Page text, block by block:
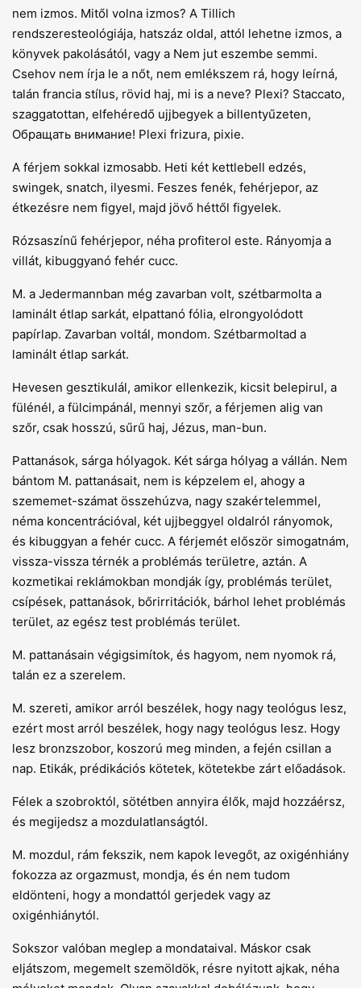
nem izmos. Mitől volna izmos? A Tillich
rendszeresteológiája, hatszáz oldal, attól lehetne izmos, a
könyvek pakolásától, vagy a Nem jut eszembe semmi.
Csehov nem írja le a nőt, nem emlékszem rá, hogy leírná,
talán francia stílus, rövid haj, mi is a neve? Plexi? Staccato,
szaggatottan, elfehéredő ujjbegyek a billentyűzeten,
Обращать внимание! Plexi frizura, pixie.
A férjem sokkal izmosabb. Heti két kettlebell edzés,
swingek, snatch, ilyesmi. Feszes fenék, fehérjepor, az
étkezésre nem figyel, majd jövő héttől figyelek.
Rózsaszínű fehérjepor, néha profiterol este. Rányomja a
villát, kibuggyanó fehér cucc.
M. a Jedermannban még zavarban volt, szétbarmolta a
laminált étlap sarkát, elpattanó fólia, elrongyolódott
papírlap. Zavarban voltál, mondom. Szétbarmoltad a
laminált étlap sarkát.
Hevesen gesztikulál, amikor ellenkezik, kicsit belepirul, a
fülénél, a fülcimpánál, mennyi szőr, a férjemen alig van
szőr, csak hosszú, sűrű haj, Jézus, man-bun.
Pattanások, sárga hólyagok. Két sárga hólyag a vállán. Nem
bántom M. pattanásait, nem is képzelem el, ahogy a
szememet-számat összehúzva, nagy szakértelemmel,
néma koncentrációval, két ujjbeggyel oldalról rányomok,
és kibuggyan a fehér cucc. A férjemét először simogatnám,
vissza-vissza térnék a problémás területre, aztán. A
kozmetikai reklámokban mondják így, problémás terület,
csípések, pattanások, bőrirritációk, bárhol lehet problémás
terület, az egész test problémás terület.
M. pattanásain végigsimítok, és hagyom, nem nyomok rá,
talán ez a szerelem.
M. szereti, amikor arról beszélek, hogy nagy teológus lesz,
ezért most arról beszélek, hogy nagy teológus lesz. Hogy
lesz bronzszobor, koszorú meg minden, a fején csillan a
nap. Etikák, prédikációs kötetek, kötetekbe zárt előadások.
Félek a szobroktól, sötétben annyira élők, majd hozzáérsz,
és megijedsz a mozdulatlanságtól.
M. mozdul, rám fekszik, nem kapok levegőt, az oxigénhiány
fokozza az orgazmust, mondja, és én nem tudom
eldönteni, hogy a mondattól gerjedek vagy az
oxigénhiánytól.
Sokszor valóban meglep a mondataival. Máskor csak
eljátszom, megemelt szemöldök, résre nyitott ajkak, néha